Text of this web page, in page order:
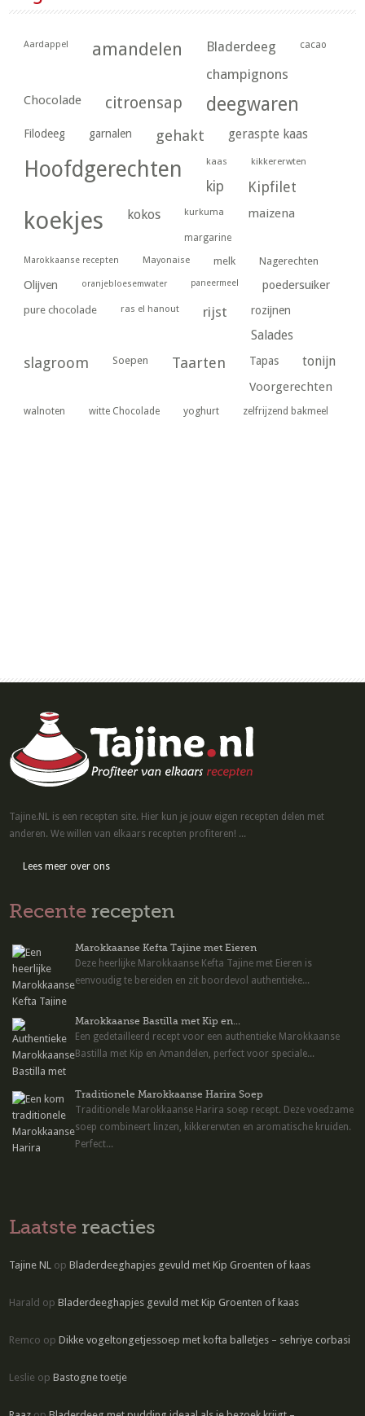
Aardappel amandelen Bladerdeeg cacao
champignons
Chocolade citroensap deegwaren
Filodeeg garnalen gehakt geraspte kaas
Hoofdgerechten kaas kikkererwten
kip Kipfilet
koekjes kokos kurkuma maizena
margarine
Marokkaanse recepten Mayonaise melk Nagerechten
Olijven oranjebloesemwater paneermeel poedersuiker
pure chocolade ras el hanout rijst rozijnen
Salades
slagroom Soepen Taarten Tapas tonijn
Voorgerechten
walnoten witte Chocolade yoghurt zelfrijzend bakmeel
Tajine.NL is een recepten site. Hier kun je jouw eigen recepten delen met
anderen. We willen van elkaars recepten profiteren! ...
Lees meer over ons
Recente recepten
Marokkaanse Kefta Tajine met Eieren
Deze heerlijke Marokkaanse Kefta Tajine met Eieren is
eenvoudig te bereiden en zit boordevol authentieke...
Marokkaanse Bastilla met Kip en...
Een gedetailleerd recept voor een authentieke Marokkaanse
Bastilla met Kip en Amandelen, perfect voor speciale...
Traditionele Marokkaanse Harira Soep
Traditionele Marokkaanse Harira soep recept. Deze voedzame
soep combineert linzen, kikkererwten en aromatische kruiden.
Perfect...
Laatste reacties
Tajine NL opBladerdeeghapjes gevuld met Kip Groenten of kaas
Harald opBladerdeeghapjes gevuld met Kip Groenten of kaas
Remco opDikke vogeltongetjessoep met kofta balletjes – sehriye corbasi
Leslie opBastogne toetje